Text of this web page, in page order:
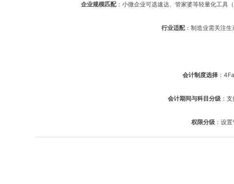
企业规模匹配：小微企业可选速达、管家婆等轻量化工具
行业适配：制造业需关注生
会计制度选择 ：
会计期间与科目分级：支
权限分级 ：设